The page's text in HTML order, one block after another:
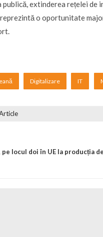
publică, extinderea rețelei de
reprezintă o oportunitate
Digitalizare IT
pe locul doi în UE la producția